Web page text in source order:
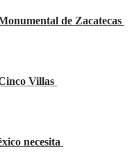
de Zacatecas
Villas
necesita